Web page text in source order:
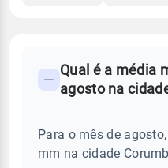
Perguntas
sobre
chuva
Qual é a média
agosto na
Para o mês de
mm na cidade